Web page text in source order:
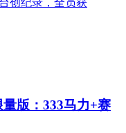
版：333马力+赛